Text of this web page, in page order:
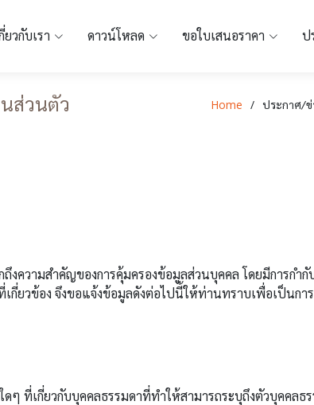
ยวกับเรา ดาวน์โหลด ขอใบเสนอราคา ป
ส่วนตัว Home ประกาศ/ข่
ามสำคัญของการคุ้มครองข้อมูลส่วนบุคคล โดยมีการกำกั
กี่ยวข้อง จึงขอแจ้งข้อมูลดังต่อไปนี้ให้ท่านทราบเพื่อเป็น
กี่ยวกับบุคคลธรรมดาที่ทำให้สามารถระบุถึงตัวบุคคลธร